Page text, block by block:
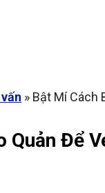
» Bật Mí Cách
Quản Để